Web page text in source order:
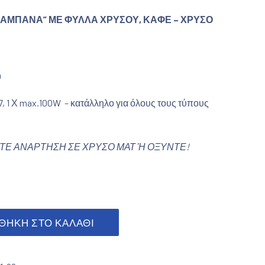
ΜΕ ΦΥΛΛΑ ΧΡΥΣΟΥ, ΚΑΦΕ – ΧΡΥΣΟ
1 Χ max.100W – κατάλληλο για όλους τους τύπους
ΑΝΑΡΤΗΣΗ ΣΕ ΧΡΥΣΟ ΜΑΤ Ή ΟΞΥΝΤΕ!
ΣΤΟ ΚΑΛΆΘΙ